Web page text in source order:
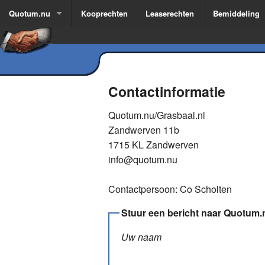
Quotum.nu Kooprechten Leaserechten Bemiddeling
Contactinformatie
Quotum.nu/Grasbaal.nl
Zandwerven 11b
1715 KL Zandwerven
info@quotum.nu
Contactpersoon: Co Scholten
Stuur een bericht naar
Uw naam